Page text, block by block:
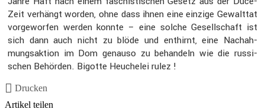
Zeit verhängt worden, ohne dass ihnen eine einzige Gewalttat
vorge­worfen werden konnte – eine solche Gesell­schaft ist
sich dann auch nicht zu blöde und enthirnt, eine Nachah­
mungs­ak­tion im Dom genauso zu behan­deln wie die russi­
schen Behörden. Bigotte Heuchelei rulez !
Drucken
Artikel teilen